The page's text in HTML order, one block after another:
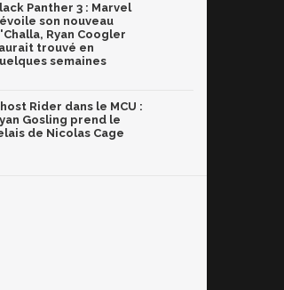
Panther 3 : Marvel
son nouveau
Ryan Coogler
trouvé en
semaines
Rider dans le MCU :
Gosling prend le
de Nicolas Cage